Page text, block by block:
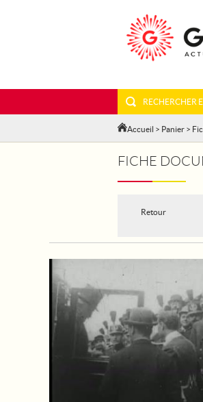
RECHERCHER
Accueil > Panier >
FICHE
Retour